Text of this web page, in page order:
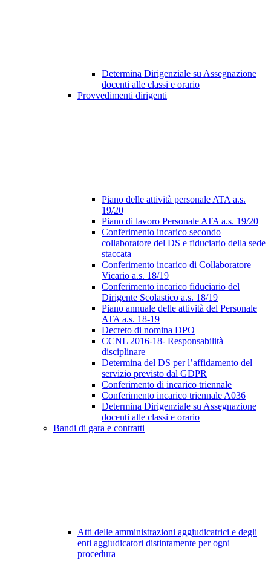
Determina Dirigenziale su Assegnazione
docenti alle classi e orario
Provvedimenti dirigenti
Piano delle attività personale ATA a.s.
19/20
Piano di lavoro Personale ATA a.s. 19/20
Conferimento incarico secondo
collaboratore del DS e fiduciario della sede
staccata
Conferimento incarico di Collaboratore
Vicario a.s. 18/19
Conferimento incarico fiduciario del
Dirigente Scolastico a.s. 18/19
Piano annuale delle attività del Personale
ATA a.s. 18-19
Decreto di nomina DPO
CCNL 2016-18- Responsabilità
disciplinare
Determina del DS per l’affidamento del
servizio previsto dal GDPR
Conferimento di incarico triennale
Conferimento incarico triennale A036
Determina Dirigenziale su Assegnazione
docenti alle classi e orario
Bandi di gara e contratti
Atti delle amministrazioni aggiudicatrici e degli
enti aggiudicatori distintamente per ogni
procedura